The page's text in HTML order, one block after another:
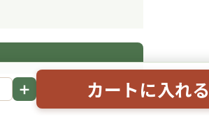
＋ カートに入れる